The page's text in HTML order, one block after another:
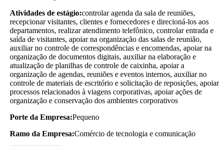
Atividades de estágio:controlar agenda da sala de reuniões,
recepcionar visitantes, clientes e fornecedores e direcioná-los aos
departamentos, realizar atendimento telefônico, controlar entrada e
saída de visitantes, apoiar na organização das salas de reunião,
auxiliar no controle de correspondências e encomendas, apoiar na
organização de documentos digitais, auxiliar na elaboração e
atualização de planilhas de controle de caixinha, apoiar a
organização de agendas, reuniões e eventos internos, auxiliar no
controle de materiais de escritório e solicitação de reposições, apoiar
processos relacionados à viagens corporativas, apoiar ações de
organização e conservação dos ambientes corporativos
Porte da Empresa:Pequeno
Ramo da Empresa:Comércio de tecnologia e comunicação